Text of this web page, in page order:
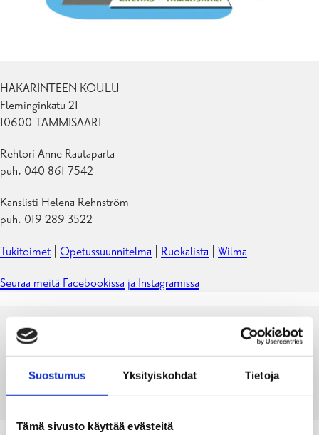
Suostumus Yksityiskohdat Tietoja
Tämä sivusto käyttää evästeitä
HAKARINTEEN KOULU
Fleminginkatu 21
10600 TAMMISAARI
Rehtori Anne Rautaparta
puh. 040 861 7542
Kanslisti Helena Rehnström
puh. 019 289 3522
Tukitoimet| Opetussuunnitelma Ruokalista Wilma
Seuraa meitä Facebookissa ja Instagramissa
Hakarinteen koulu
Hakarinteen Koti ja koulu
Hakarinteen koulun tiedotteet
Hakarinteen yhteystiedot ja henkilökunta
Kiusaamisen vastainen suunnitelma